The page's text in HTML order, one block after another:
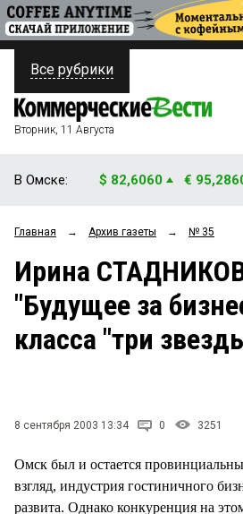
ПОЛИТИКА
ФИНАНСЫ
ОБЩЕСТВО
ЗАКОН
НОВОСТИ КОМПАНИЙ
Все рубрики
Вторник, 11 Августа
В Омске: $ 82,6060 €
Главная → Архив газеты → № 35
Ирина
"Будущее за
класса "три
8 сентября 2003 13:34 0 3251
Омск был и остается
взгляд, индустрия гостиничного
развита. Однако конкуренция на